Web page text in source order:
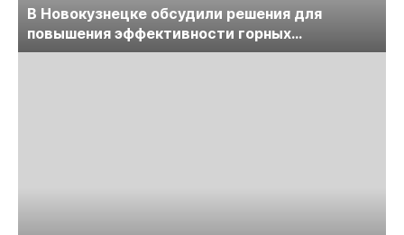
В Новокузнецке обсудили решения для
повышения эффективности горных
предприятий